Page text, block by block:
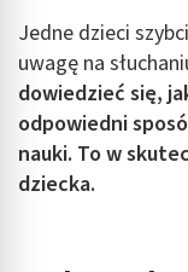
Jedne dzieci
uwagę na
dowiedzieć się,
odpowiedni
nauki. To w
dziecka.